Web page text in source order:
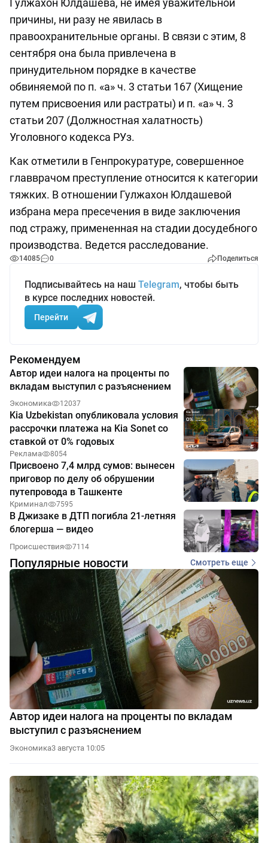
Гулжахон Юлдашева, не имея уважительной
причины, ни разу не явилась в
правоохранительные органы. В связи с этим, 8
сентября она была привлечена в
принудительном порядке в качестве
обвиняемой по п. «а» ч. 3 статьи 167 (Хищение
путем присвоения или растраты) и п. «а» ч. 3
статьи 207 (Должностная халатность)
Уголовного кодекса РУз.
Как отметили в Генпрокуратуре, совершенное
главврачом преступление относится к категории
тяжких. В отношении Гулжахон Юлдашевой
избрана мера пресечения в виде заключения
под стражу, примененная на стадии досудебного
производства. Ведется расследование.
14085 0 Поделиться
Подписывайтесь на наш Telegram, чтобы быть
в курсе последних новостей.
Перейти
Рекомендуем
Автор идеи налога на проценты по
вкладам выступил с разъяснением
Экономика 12037
Kia Uzbekistan опубликовала условия
рассрочки платежа на Kia Sonet со
ставкой от 0% годовых
Реклама 8054
Присвоено 7,4 млрд сумов: вынесен
приговор по делу об обрушении
путепровода в Ташкенте
Криминал 7595
В Джизаке в ДТП погибла 21-летняя
блогерша — видео
Происшествия 7114
Популярные новости Смотреть еще
Автор идеи налога на проценты по вкладам
выступил с разъяснением
Экономика3 августа 10:05